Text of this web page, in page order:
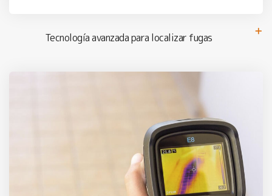
Tecnología avanzada para localizar fugas